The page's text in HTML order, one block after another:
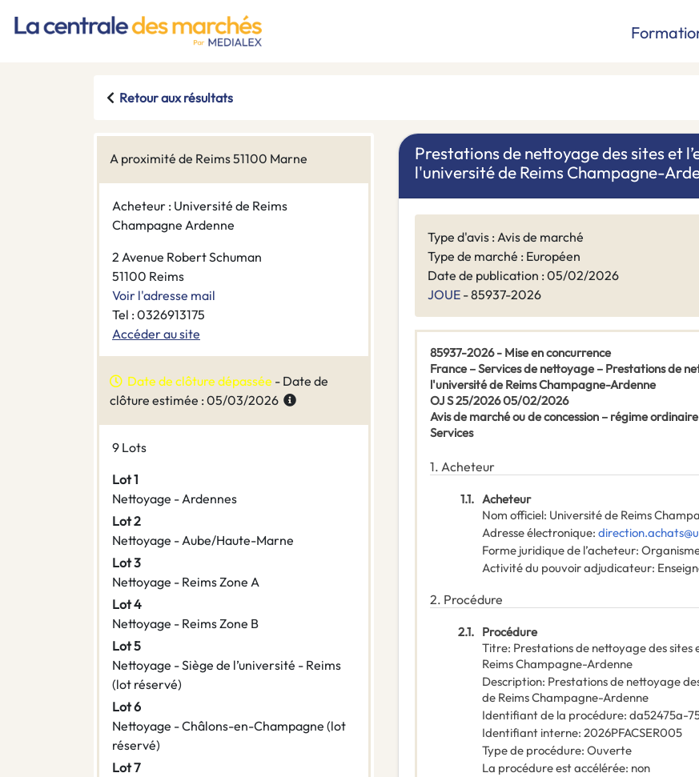
Retour aux résultats
A proximité de Reims 51100 Marne
Acheteur : Université de Reims
Champagne Ardenne
2 Avenue Robert Schuman
51100 Reims
Voir l'adresse mail
Tel : 0326913175
Accéder au site
Date de clôture dépassée - Date de
clôture estimée : 05/03/2026
9 Lots
Lot 1
Nettoyage - Ardennes
Lot 2
Nettoyage - Aube/Haute-Marne
Lot 3
Nettoyage - Reims Zone A
Lot 4
Nettoyage - Reims Zone B
Lot 5
Nettoyage - Siège de l’université - Reims
(lot réservé)
Lot 6
Nettoyage - Châlons-en-Champagne (lot
réservé)
Lot 7
Prestations de nettoyage des sites et
l'université de Reims Champagne-
Type d'avis : Avis de marché
Type de marché : Européen
Date de publication : 05/02/2026
JOUE - 85937-2026
85937-2026 - Mise en concurrence
France – Services de nettoyage – Prestations de
l'université de Reims Champagne-Ardenne
OJ S 25/2026 05/02/2026
Avis de marché ou de concession – régime ordinaire
Services
1. Acheteur
1.1. Acheteur
Nom officiel: Université de Reims
Adresse électronique:
Forme juridique de l’acheteur:
Activité du pouvoir adjudicateur:
2. Procédure
2.1. Procédure
Titre: Prestations de nettoyage des
Reims Champagne-Ardenne
Description: Prestations de nettoyage
de Reims Champagne-Ardenne
Identifiant de la procédure: da52475a-
Identifiant interne: 2026PFACSER005
Type de procédure: Ouverte
La procédure est accélérée: non